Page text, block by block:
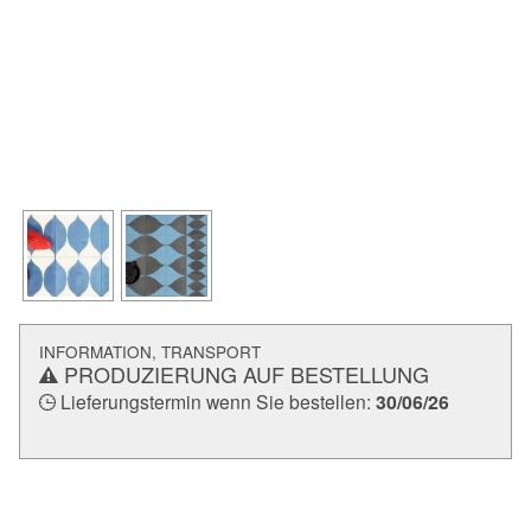
INFORMATION, TRANSPORT
PRODUZIERUNG AUF BESTELLUNG
Lieferungstermin wenn Sie bestellen: 30/06/26